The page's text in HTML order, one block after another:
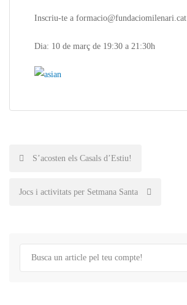
Inscriu-te a formacio@fundaciomilenari.cat
Dia: 10 de març de 19:30 a 21:30h
Post
navigation
S’acosten els Casals d’Estiu!
Jocs i activitats per Setmana Santa